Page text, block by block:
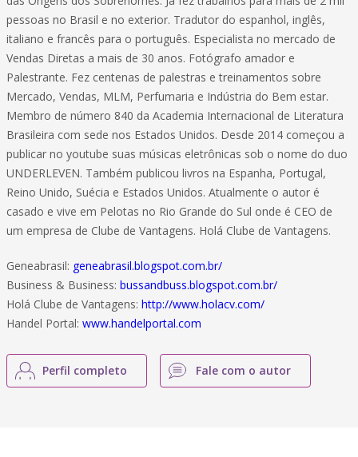
pessoas no Brasil e no exterior. Tradutor do espanhol, inglês,
italiano e francês para o português. Especialista no mercado de
Vendas Diretas a mais de 30 anos. Fotógrafo amador e
Palestrante. Fez centenas de palestras e treinamentos sobre
Mercado, Vendas, MLM, Perfumaria e Indústria do Bem estar.
Membro de número 840 da Academia Internacional de Literatura
Brasileira com sede nos Estados Unidos. Desde 2014 começou a
publicar no youtube suas músicas eletrônicas sob o nome do duo
UNDERLEVEN. Também publicou livros na Espanha, Portugal,
Reino Unido, Suécia e Estados Unidos. Atualmente o autor é
casado e vive em Pelotas no Rio Grande do Sul onde é CEO de
um empresa de Clube de Vantagens. Holá Clube de Vantagens.
Geneabrasil: geneabrasil.blogspot.com.br/
Business & Business: bussandbuss.blogspot.com.br/
Holá Clube de Vantagens: http://www.holacv.com/
Handel Portal: www.handelportal.com
Perfil completo Fale com o autor